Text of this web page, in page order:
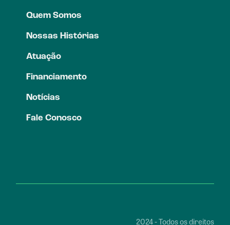
Quem Somos
Nossas Histórias
Atuação
Financiamento
Notícias
Fale Conosco
2024 - Todos os direitos